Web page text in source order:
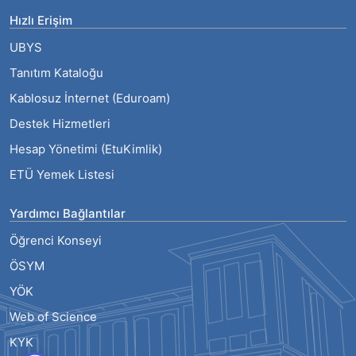
Hızlı Erişim
UBYS
Tanıtım Kataloğu
Kablosuz İnternet (Eduroam)
Destek Hizmetleri
Hesap Yönetimi (EtuKimlik)
ETÜ Yemek Listesi
Yardımcı Bağlantılar
Öğrenci Konseyi
ÖSYM
YÖK
Web of Science
KYK